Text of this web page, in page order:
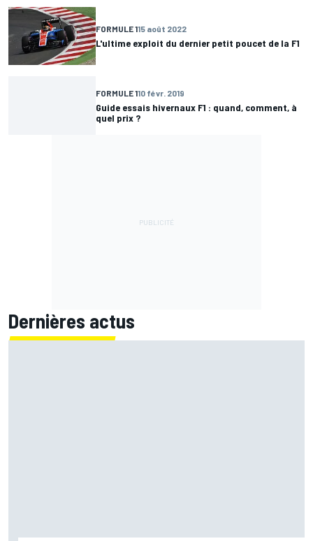
FORMULE 115 août 2022
L'ultime exploit du dernier petit poucet de la F1
Guide essais hivernaux F1 : quand, comment, à
quel prix ?
Häkkinen : Recruter Verstappen ferait "des vagues" chez